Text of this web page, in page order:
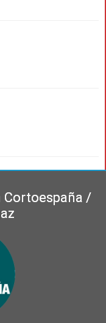
Cortoespaña /